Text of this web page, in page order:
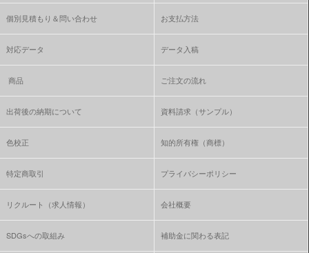
個別見積もり＆問い合わせ お支払方法
対応データ データ入稿
商品 ご注文の流れ
出荷後の納期について 資料請求（サンプル）
色校正 知的所有権（商標）
特定商取引 プライバシーポリシー
リクルート（求人情報） 会社概要
SDGsへの取組み 補助金に関わる表記